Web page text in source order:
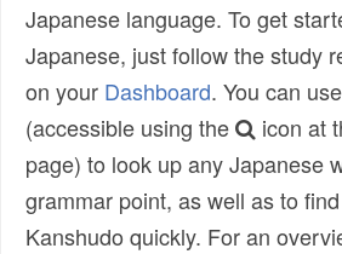
Japanese language. To get
Japanese, just follow the study
on your Dashboard. You can use
(accessible using the
icon at
page) to look up any Japanese
grammar point, as well as to
Kanshudo quickly. For an